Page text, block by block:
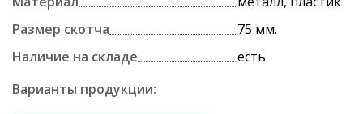
Размер скотча
75 мм.
Наличие на складе
есть
Варианты продукции: